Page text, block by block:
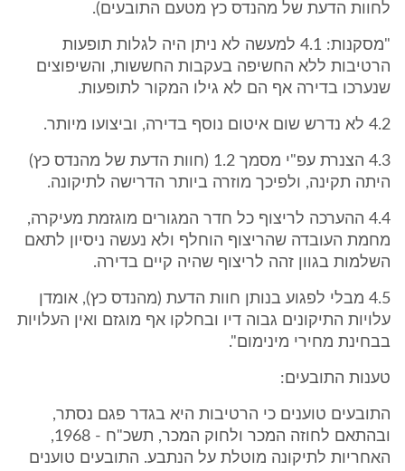
לחוות הדעת של מהנדס כץ מטעם התובעים).
"מסקנות: 4.1 למעשה לא ניתן היה לגלות תופעות
הרטיבות ללא החשיפה בעקבות החששות, והשיפוצים
שנערכו בדירה אף הם לא גילו המקור לתופעות.
4.2 לא נדרש שום איטום נוסף בדירה, וביצועו מיותר.
4.3 הצנרת עפ"י מסמך 1.2 (חוות הדעת של מהנדס כץ)
היתה תקינה, ולפיכך מוזרה ביותר הדרישה לתיקונה.
4.4 ההערכה לריצוף כל חדר המגורים מוגזמת מעיקרה,
מחמת העובדה שהריצוף הוחלף ולא נעשה ניסיון לתאם
השלמות בגוון זהה לריצוף שהיה קיים בדירה.
4.5 מבלי לפגוע בנותן חוות הדעת (מהנדס כץ), אומדן
עלויות התיקונים גבוה דיו ובחלקו אף מוגזם ואין העלויות
בבחינת מחירי מינימום".
טענות התובעים:
התובעים טוענים כי הרטיבות היא בגדר פגם נסתר,
ובהתאם לחוזה המכר ולחוק המכר, תשכ"ח - 1968,
האחריות לתיקונה מוטלת על הנתבע. התובעים טוענים